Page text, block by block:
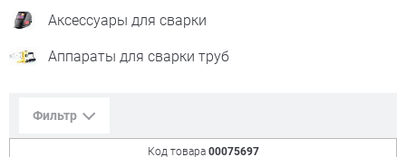
Аксессуары для сварки
Аппараты для сварки труб
Фильтр
Код товара 00075697